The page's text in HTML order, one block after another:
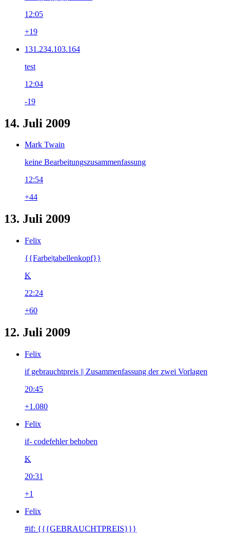
12:05
+19
131.234.103.164
test
12:04
-19
14. Juli 2009
Mark Twain
keine Bearbeitungszusammenfassung
12:54
+44
13. Juli 2009
Felix
{{Farbe|tabellenkopf}}
K
22:24
+60
12. Juli 2009
Felix
if gebrauchtpreis || Zusammenfassung der zwei Vorlagen
20:45
+1.080
Felix
if- codefehler behoben
K
20:31
+1
Felix
#if: {{{GEBRAUCHTPREIS}}}